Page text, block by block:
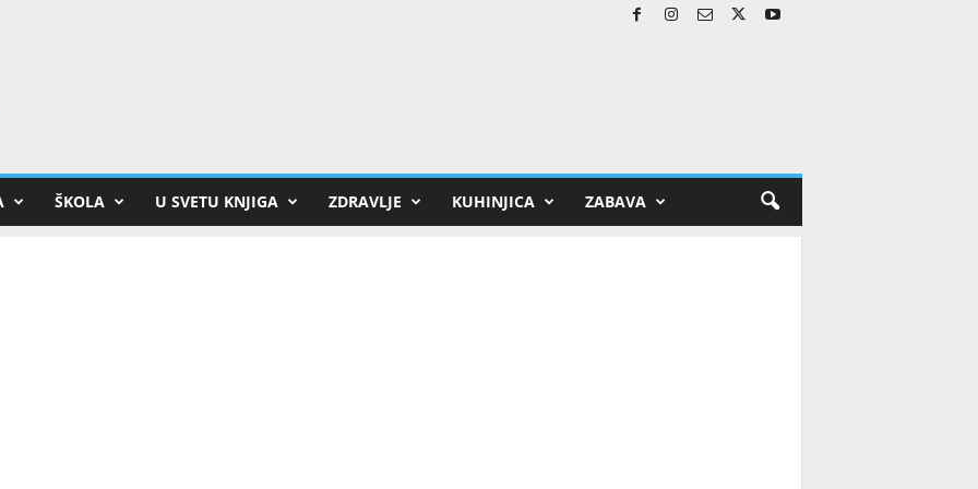
ŠKOLA U SVETU KNJIGA ZDRAVLJE KUHINJICA ZABAVA